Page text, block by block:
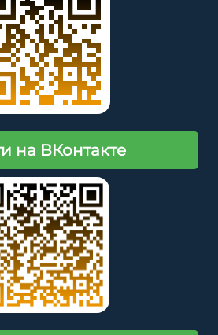
на ВКонтакте